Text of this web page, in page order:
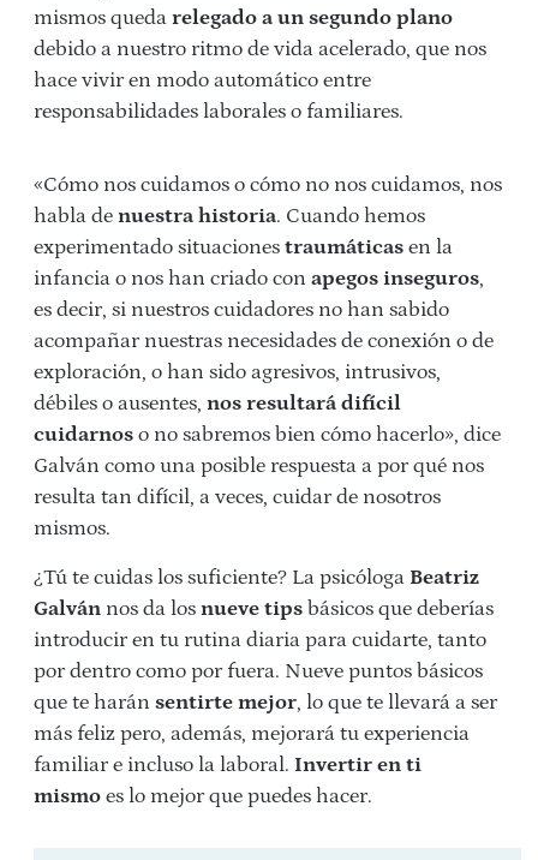
mismos queda relegado a un segundo plano
debido a nuestro ritmo de vida acelerado, que nos
hace vivir en modo automático entre
responsabilidades laborales o familiares.
«Cómo nos cuidamos o cómo no nos cuidamos, nos
habla de nuestra historia. Cuando hemos
experimentado situaciones traumáticas en la
infancia o nos han criado con apegos inseguros,
es decir, si nuestros cuidadores no han sabido
acompañar nuestras necesidades de conexión o de
exploración, o han sido agresivos, intrusivos,
débiles o ausentes, nos resultará difícil
cuidarnos o no sabremos bien cómo hacerlo», dice
Galván como una posible respuesta a por qué nos
resulta tan difícil, a veces, cuidar de nosotros
mismos.
¿Tú te cuidas los suficiente? La psicóloga Beatriz
Galván nos da los nueve tips básicos que deberías
introducir en tu rutina diaria para cuidarte, tanto
por dentro como por fuera. Nueve puntos básicos
que te harán sentirte mejor, lo que te llevará a ser
más feliz pero, además, mejorará tu experiencia
familiar e incluso la laboral. Invertir en ti
mismo es lo mejor que puedes hacer.